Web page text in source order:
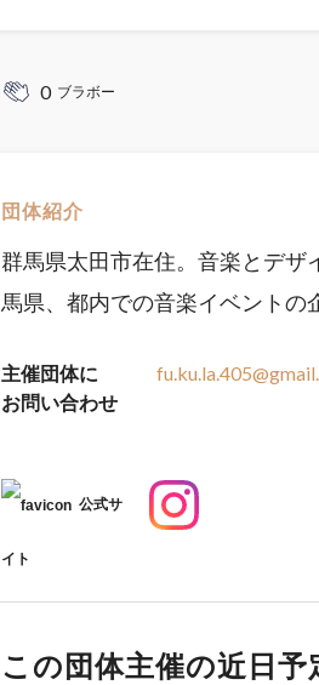
0 ブラボー
団体紹介
群馬県太田市在住。音楽とデザ
馬県、都内での音楽イベントの
主催団体に
お問い合わせ
公式サ
イト
この団体主催の近日